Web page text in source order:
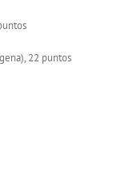
22 puntos